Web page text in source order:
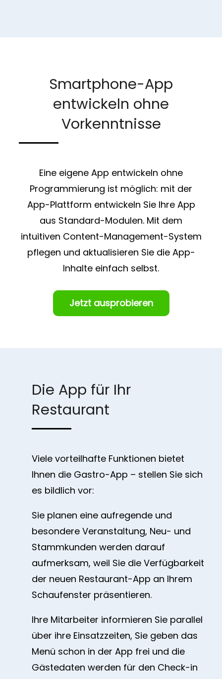
Smartphone-App
entwickeln ohne
Vorkenntnisse
Eine eigene App entwickeln ohne
Programmierung ist möglich: mit der
App-Plattform entwickeln Sie Ihre App
aus Standard-Modulen. Mit dem
intuitiven Content-Management-System
pflegen und aktualisieren Sie die App-
Inhalte einfach selbst.
Jetzt ausprobieren
Die App für Ihr
Restaurant
Viele vorteilhafte Funktionen bietet
Ihnen die Gastro-App – stellen Sie sich
es bildlich vor:
Sie planen eine aufregende und
besondere Veranstaltung, Neu- und
Stammkunden werden darauf
aufmerksam, weil Sie die Verfügbarkeit
der neuen Restaurant-App an Ihrem
Schaufenster präsentieren.
Ihre Mitarbeiter informieren Sie parallel
über ihre Einsatzzeiten, Sie geben das
Menü schon in der App frei und die
Gästedaten werden für den Check-in